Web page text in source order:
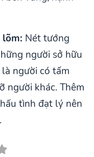
lõm: Nét tướng
người sở hữu
người có tấm
người khác. Thêm
tình đạt lý nên